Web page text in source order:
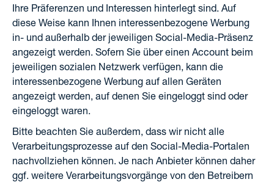
Ihre Präferenzen und Interessen hinterlegt sind. Auf
diese Weise kann Ihnen interessenbezogene Werbung
in- und außerhalb der jeweiligen Social-Media-Präsenz
angezeigt werden. Sofern Sie über einen Account beim
jeweiligen sozialen Netzwerk verfügen, kann die
interessenbezogene Werbung auf allen Geräten
angezeigt werden, auf denen Sie eingeloggt sind oder
eingeloggt waren.
Bitte beachten Sie außerdem, dass wir nicht alle
Verarbeitungsprozesse auf den Social-Media-Portalen
nachvollziehen können. Je nach Anbieter können daher
ggf. weitere Verarbeitungsvorgänge von den Betreibern